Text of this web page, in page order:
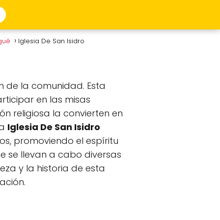
Iglesia De San Isidro
de la comunidad. Esta
en las misas
religiosa la convierten en
Iglesia De San Isidro
promoviendo el espíritu
se llevan a cabo diversas
y la historia de esta